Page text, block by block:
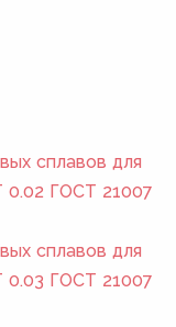
сплавов для
0.02 ГОСТ 21007
сплавов для
0.03 ГОСТ 21007